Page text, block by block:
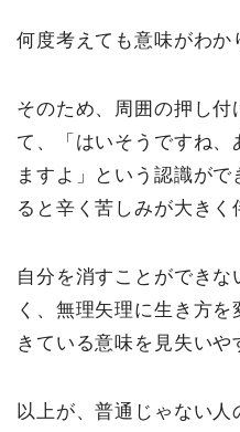
何度考えても意味がわか
そのため、周囲の押し
て、「はいそうですね、
ますよ」という認識が
ると辛く苦しみが大きく
自分を消すことができ
く、無理矢理に生き方
きている意味を見失いや
以上が、普通じゃない人